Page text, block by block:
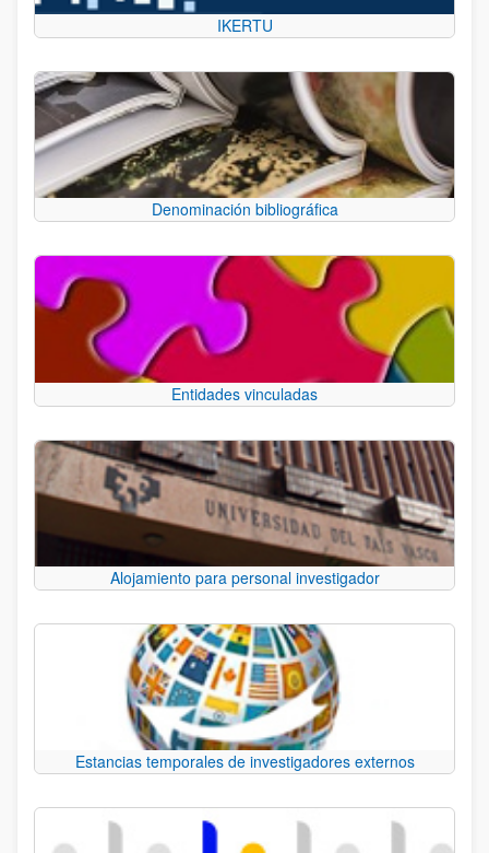
IKERTU
Denominación bibliográfica
Entidades vinculadas
Alojamiento para personal investigador
Estancias temporales de investigadores externos